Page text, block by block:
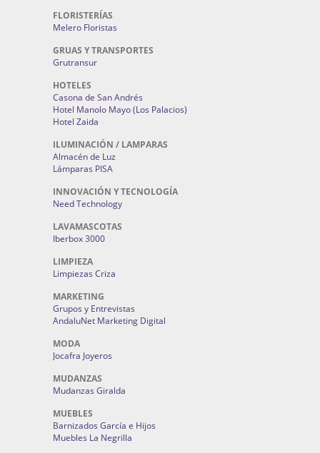
FLORISTERÍAS
Melero Floristas
GRUAS Y TRANSPORTES
Grutransur
HOTELES
Casona de San Andrés
Hotel Manolo Mayo (Los Palacios)
Hotel Zaida
ILUMINACIÓN / LAMPARAS
Almacén de Luz
Lámparas PISA
INNOVACIÓN Y TECNOLOGÍA
Need Technology
LAVAMASCOTAS
Iberbox 3000
LIMPIEZA
Limpiezas Criza
MARKETING
Grupos y Entrevistas
AndaluNet Marketing Digital
MODA
Jocafra Joyeros
MUDANZAS
Mudanzas Giralda
MUEBLES
Barnizados García e Hijos
Muebles La Negrilla